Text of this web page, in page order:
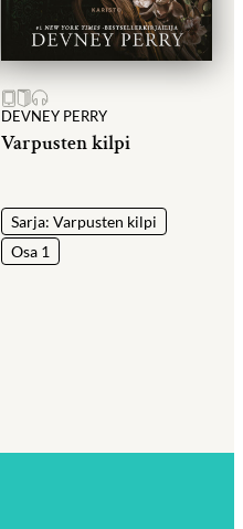
DEVNEY PERRY
Varpusten kilpi
Sarja: Varpusten kilpi
Osa 1